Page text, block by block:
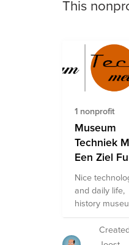
This
1 nonprofit
Museum
Techniek
Een Ziel
Nice
and daily life,
history
Neerkant.
involved in
technology